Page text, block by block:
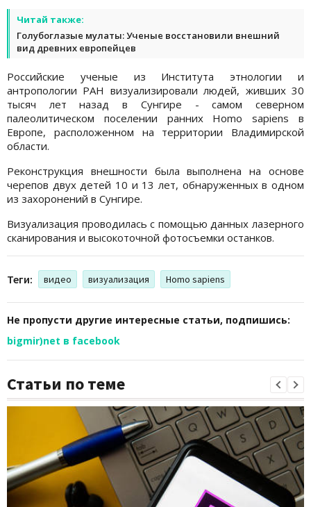
Читай также:
Голубоглазые мулаты: Ученые восстановили внешний
вид древних европейцев
Российские ученые из Института этнологии и
антропологии РАН визуализировали людей, живших 30
тысяч лет назад в Сунгире - самом северном
палеолитическом поселении ранних Homo sapiens в
Европе, расположенном на территории Владимирской
области.
Реконструкция внешности была выполнена на основе
черепов двух детей 10 и 13 лет, обнаруженных в одном
из захоронений в Сунгире.
Визуализация проводилась с помощью данных лазерного
сканирования и высокоточной фотосъемки останков.
Теги: видео визуализация Homo sapiens
Не пропусти другие интересные статьи, подпишись:
bigmir)net в facebook
Статьи по теме